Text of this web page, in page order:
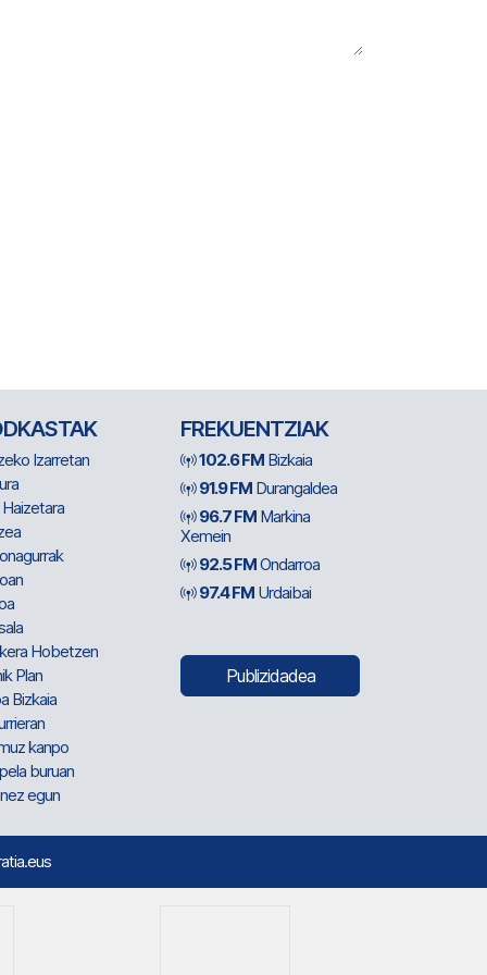
Izarretan
Hobetzen
Plan
Bizkaia
kanpo
buruan
egun
FREKUENTZIAK
102.6 FM Bizkaia
91.9 FM Durangaldea
96.7 FM Markina
Xemein
92.5 FMOndarroa
97.4 FM Urdaibai
Publizidadea